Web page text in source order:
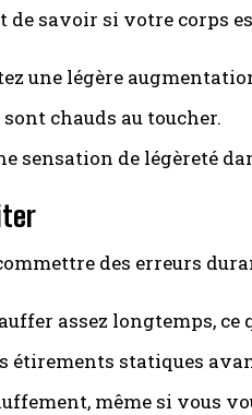
savoir si votre corps
une légère
chauds au toucher.
sensation de légèreté
des erreurs
assez longtemps,
étirements statiques
même si vous